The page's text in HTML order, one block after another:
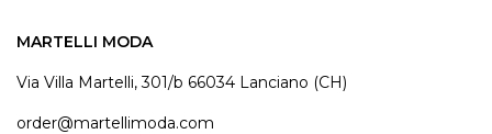
MARTELLI MODA
Via Villa Martelli, 301/b 66034 Lanciano (CH)
order@martellimoda.com